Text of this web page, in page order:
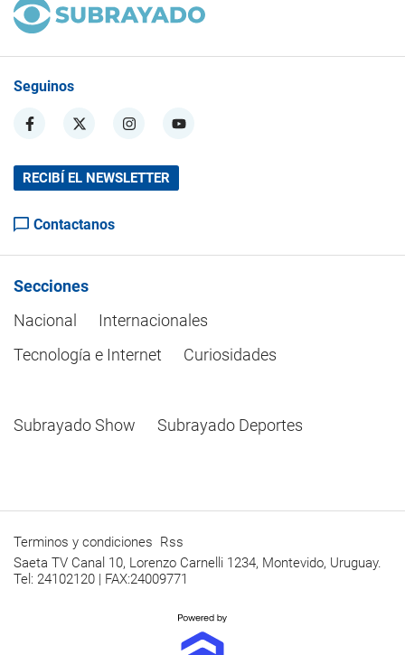
Seguinos
RECIBÍ EL NEWSLETTER
Contactanos
Secciones
Nacional
Internacionales
Tecnología e Internet
Curiosidades
Subrayado Show Subrayado Deportes
Terminos y condiciones Rss
Saeta TV Canal 10, Lorenzo Carnelli 1234, Montevido, Uruguay.
Tel: 24102120 | FAX:24009771